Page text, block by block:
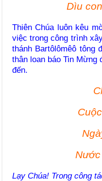
Dìu
Thiên Chúa luôn kêu
việc trong công trình
thánh Bartôlômêô tông
thân loan báo Tin
đến.
Lạy Chúa! Trong công